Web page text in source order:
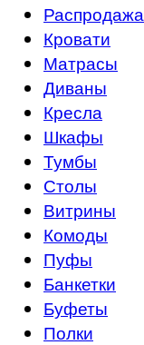
Распродажа
Кровати
Матрасы
Диваны
Кресла
Шкафы
Тумбы
Столы
Витрины
Комоды
Пуфы
Банкетки
Буфеты
Полки